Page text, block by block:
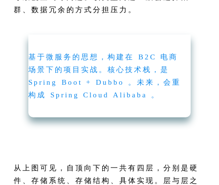
群、数据冗余的方式分担压力。
基于微服务的思想，构建在 B2C 电商
场景下的项目实战。核心技术栈，是
Spring Boot + Dubbo 。未来，会重
构成 Spring Cloud Alibaba 。
从上图可见，自顶向下的一共有四层，分别是硬
件、存储系统、存储结构、具体实现。层与层之